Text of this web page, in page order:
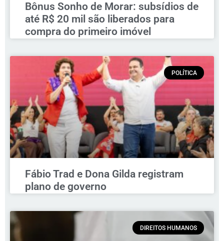
Bônus Sonho de Morar: subsídios de
até R$ 20 mil são liberados para
compra do primeiro imóvel
POLÍTICA
Fábio Trad e Dona Gilda registram
plano de governo
DIREITOS HUMANOS